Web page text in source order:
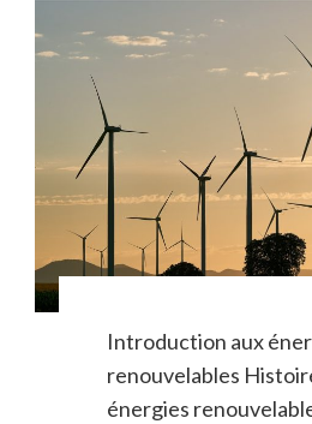
Introduction aux
renouvelables
énergies